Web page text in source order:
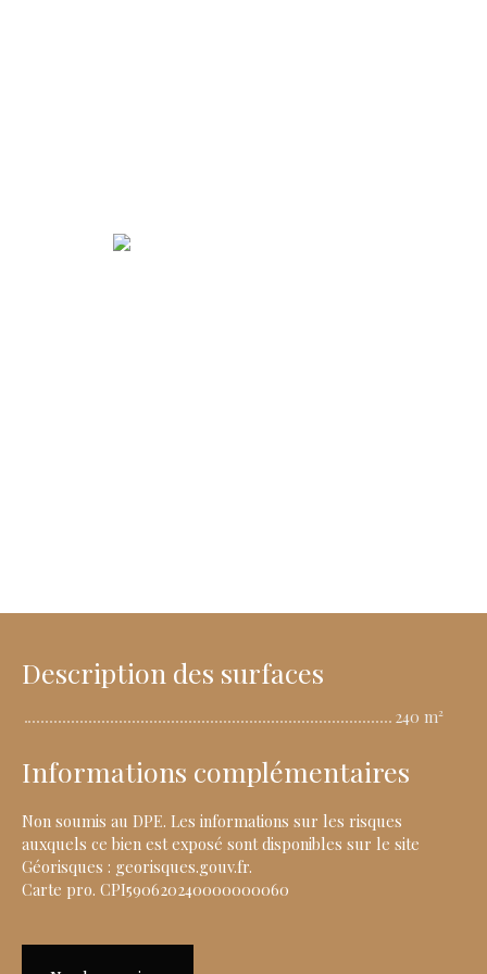
Description des surfaces
240 m²
Informations complémentaires
Non soumis au DPE. Les informations sur les risques
auxquels ce bien est exposé sont disponibles sur le site
Géorisques : georisques.gouv.fr.
Carte pro. CPI590620240000000060